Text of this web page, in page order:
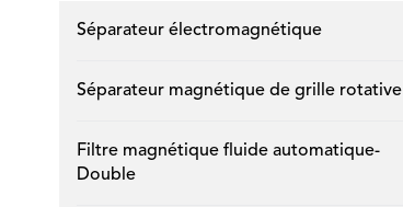
Séparateur électromagnétique
Séparateur magnétique de grille rotative
Filtre magnétique fluide automatique-
Double